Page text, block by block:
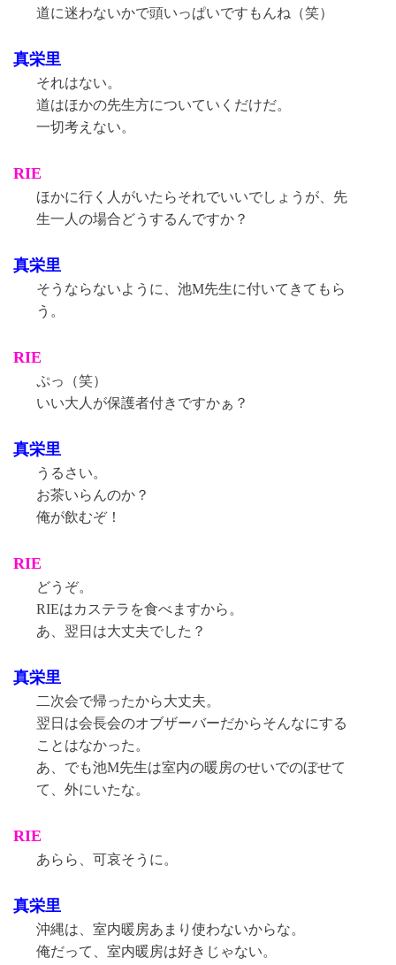
道に迷わないかで頭いっぱいですもんね（笑）
真栄里
それはない。
道はほかの先生方についていくだけだ。
一切考えない。
RIE
ほかに行く人がいたらそれでいいでしょうが、先
生一人の場合どうするんですか？
真栄里
そうならないように、池M先生に付いてきてもら
う。
RIE
ぷっ（笑）
いい大人が保護者付きですかぁ？
真栄里
うるさい。
お茶いらんのか？
俺が飲むぞ！
RIE
どうぞ。
RIEはカステラを食べますから。
あ、翌日は大丈夫でした？
真栄里
二次会で帰ったから大丈夫。
翌日は会長会のオブザーバーだからそんなにする
ことはなかった。
あ、でも池M先生は室内の暖房のせいでのぼせて
て、外にいたな。
RIE
あらら、可哀そうに。
真栄里
沖縄は、室内暖房あまり使わないからな。
俺だって、室内暖房は好きじゃない。